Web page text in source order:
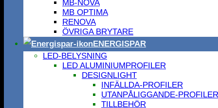
MB-NOVA
MB OPTIMA
RENOVA
ÖVRIGA BRYTARE
ENERGISPAR
LED-BELYSNING
LED ALUMINIUMPROFILER
DESIGNLIGHT
INFÄLLDA-PROFILER
UTANPÅLIGGANDE-PROFILER
TILLBEHÖR